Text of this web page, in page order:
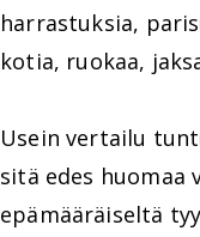
harrastuksia,
kotia, ruokaa,
Usein vertailu
sitä edes huomaa
epämääräiseltä